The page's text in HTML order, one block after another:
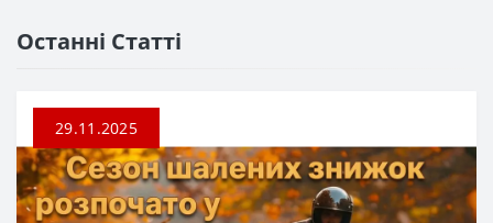
Останні Статті
29.11.2025